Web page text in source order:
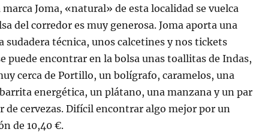
Joma, «natural» de esta localidad se vuelca
del corredor es muy generosa. Joma aporta una
sudadera técnica, unos calcetines y nos tickets
puede encontrar en la bolsa unas toallitas de Indas,
cerca de Portillo, un bolígrafo, caramelos, una
energética, un plátano, una manzana y un par
de cervezas. Difícil encontrar algo mejor por un
de 10,40 €.